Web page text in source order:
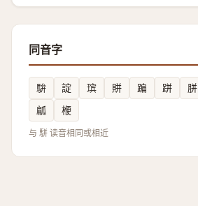
同音字
䮁 諚 瑸 賆 蹁 跰 胼
㼐
楩
与 駢 读音相同或相近